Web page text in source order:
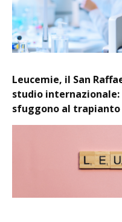
Leucemie, il San
studio
sfuggono al trapianto